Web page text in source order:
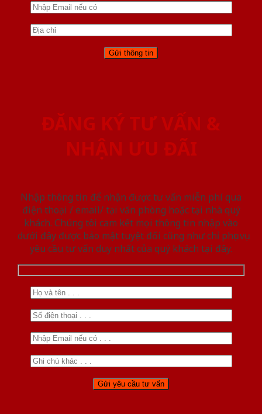
ĐĂNG KÝ TƯ VẤN &
NHẬN ƯU ĐÃI
Nhập thông tin để nhận được tư vấn miễn phí qua
điện thoại / email/ tại văn phòng hoặc tại nhà quý
khách. Chúng tôi cam kết mọi thông tin nhập vào
dưới đây được bảo mật tuyệt đối cũng như chỉ phục vụ
yêu cầu tư vấn duy nhất của quý khách tại đây.